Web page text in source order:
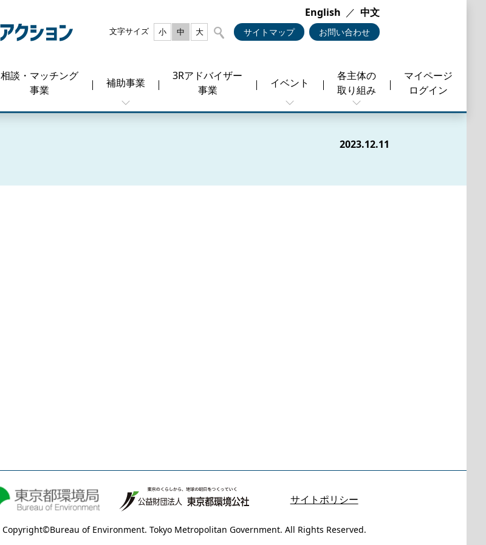
English ／ 中文
文字サイズ 小 中 大 サイトマップ お問い合わせ
相談・マッチング
事業
補助事業
3Rアドバイザー
事業
イベント
各主体の
取り組み
マイページ
ログイン
2023.12.11
サイトポリシー
Copyright©Bureau of Environment. Tokyo Metropolitan Government. All Rights Reserved.